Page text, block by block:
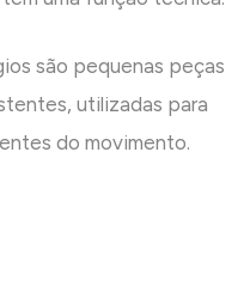
são pequenas peças
utilizadas para
do movimento.